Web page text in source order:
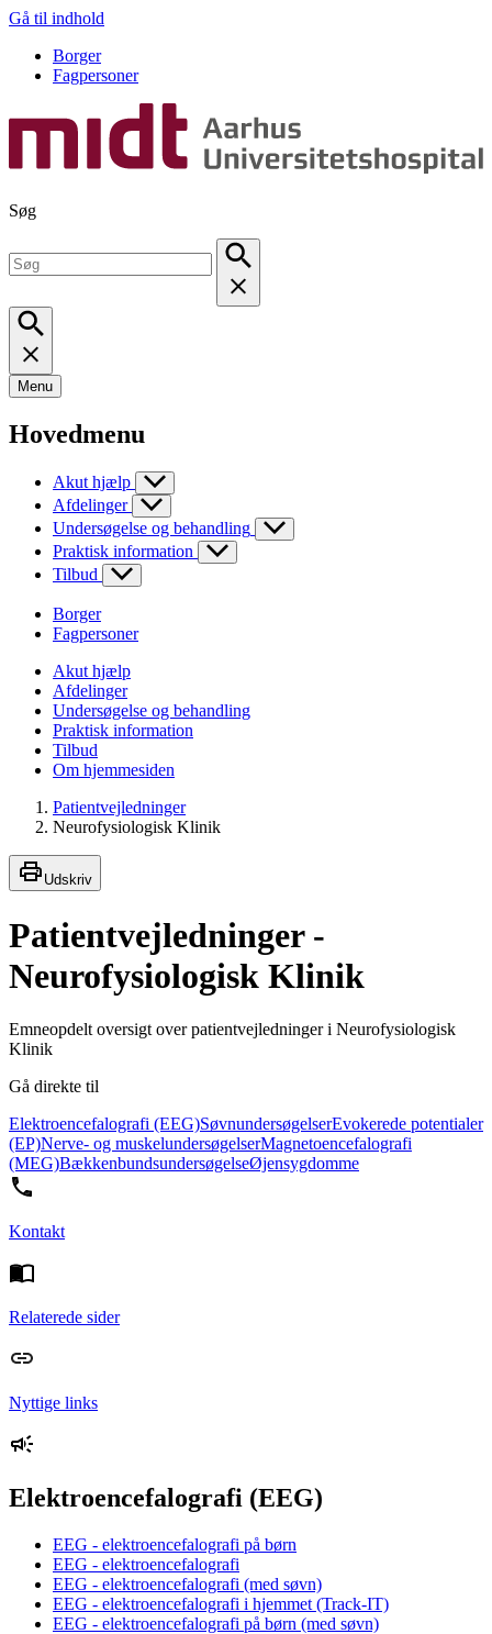
Gå til indhold
Borger
Fagpersoner
Søg
Menu
Hovedmenu
Akut hjælp
Afdelinger
Undersøgelse og behandling
Praktisk information
Tilbud
Borger
Fagpersoner
Akut hjælp
Afdelinger
Undersøgelse og behandling
Praktisk information
Tilbud
Om hjemmesiden
Patientvejledninger
Neurofysiologisk Klinik
Udskriv
Patientvejledninger -
Neurofysiologisk Klinik
Emneopdelt oversigt over patientvejledninger i Neurofysiologisk
Klinik
Gå direkte til
Elektroencefalografi (EEG)SøvnundersøgelserEvokerede potentialer
(EP)Nerve- og muskelundersøgelserMagnetoencefalografi
(MEG)BækkenbundsundersøgelseØjensygdomme
Kontakt
Relaterede sider
Nyttige links
Elektroencefalografi (EEG)
EEG - elektroencefalografi på børn
EEG - elektroencefalografi
EEG - elektroencefalografi (med søvn)
EEG - elektroencefalografi i hjemmet (Track-IT)
EEG - elektroencefalografi på børn (med søvn)